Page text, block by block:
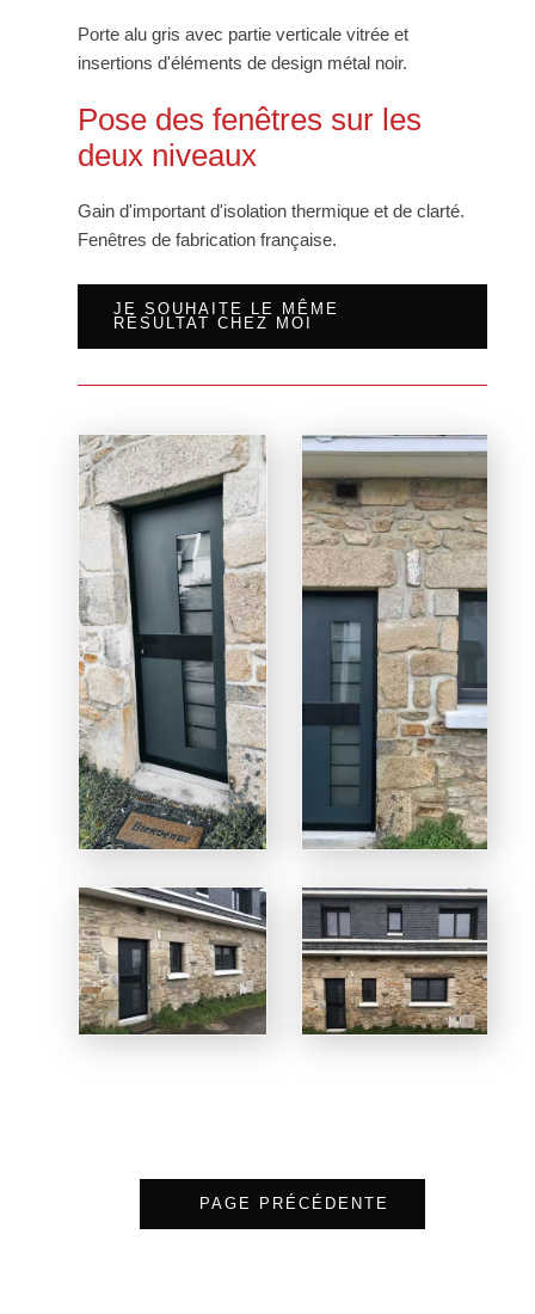
Porte alu gris avec partie verticale vitrée et
insertions d'éléments de design métal noir.
Pose des fenêtres sur les
deux niveaux
Gain d'important d'isolation thermique et de clarté.
Fenêtres de fabrication française.
JE SOUHAITE LE MÊME
RÉSULTAT CHEZ MOI
PAGE PRÉCÉDENTE